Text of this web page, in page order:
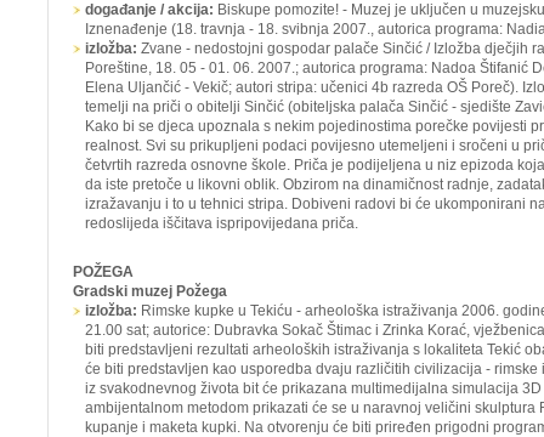
događanje / akcija: Biskupe pomozite! - Muzej je uključen u
Iznenađenje (18. travnja - 18. svibnja 2007., autorica programa:
izložba: Zvane - nedostojni gospodar palače Sinčić / Izložba dječjih
Poreštine, 18. 05 - 01. 06. 2007.; autorica programa: Nadoa Štifanić
Elena Uljančić - Vekič; autori stripa: učenici 4b razreda OŠ Poreč).
temelji na priči o obitelji Sinčić (obiteljska palača Sinčić - sjedište
Kako bi se djeca upoznala s nekim pojedinostima porečke povijesti
realnost. Svi su prikupljeni podaci povijesno utemeljeni i sročeni u
četvrtih razreda osnovne škole. Priča je podijeljena u niz epizoda
da iste pretoče u likovni oblik. Obzirom na dinamičnost radnje,
izražavanju i to u tehnici stripa. Dobiveni radovi bi će ukomponirani
redoslijeda iščitava ispripovijedana priča.
POŽEGA
Gradski muzej Požega
izložba: Rimske kupke u Tekiću - arheološka istraživanja 2006.
21.00 sat; autorice: Dubravka Sokač Štimac i Zrinka Korać,
biti predstavljeni rezultati arheoloških istraživanja s lokaliteta Tekić
će biti predstavljen kao usporedba dvaju različitih civilizacija - rimske
iz svakodnevnog života bit će prikazana multimedijalna simulacija
ambijentalnom metodom prikazati će se u naravnoj veličini skulptura
kupanje i maketa kupki. Na otvorenju će biti priređen prigodni